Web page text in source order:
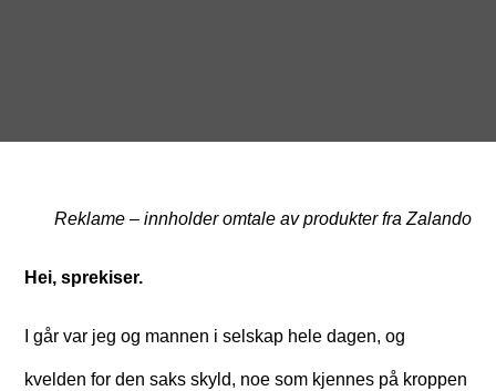
Reklame – innholder omtale av produkter fra Zalando
Hei, sprekiser.
I går var jeg og mannen i selskap hele dagen, og
kvelden for den saks skyld, noe som kjennes på kroppen